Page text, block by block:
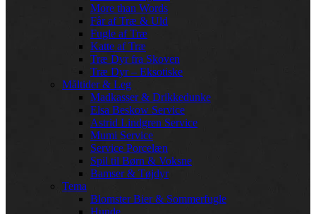
More than Words
Får af Træ & Uld
Fugle af Træ
Katte af Træ
Træ Dyr fra Skoven
Træ Dyr – Eksotiske
Måltider & Leg
Madkasser & Drikkedunke
Elsa Beskow Service
Astrid Lindgren Service
Mumi Service
Service Porcelæn
Spil til Børn & Voksne
Bamser & Tøjdyr
Tema
Blomster Bier & Sommerfugle
Hunde